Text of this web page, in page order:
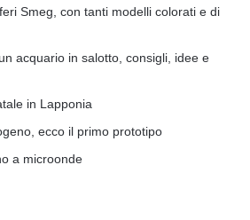
Smeg, con tanti modelli colorati e di
acquario in salotto, consigli, idee e
in Lapponia
ecco il primo prototipo
a microonde